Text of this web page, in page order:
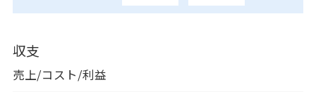
収支
売上/コスト/利益